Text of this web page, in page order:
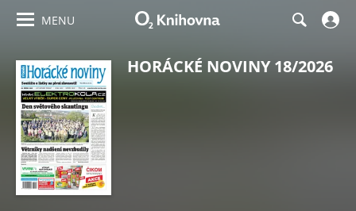
MENU
HORÁCKÉ NOVINY 18/2026